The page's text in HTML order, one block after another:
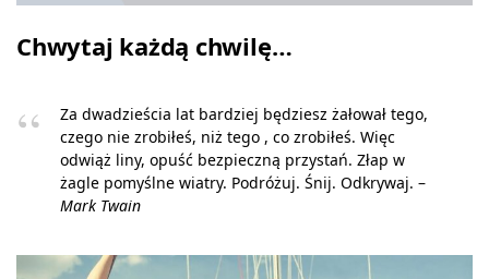
Chwytaj każdą chwilę…
Za dwadzieścia lat bardziej będziesz żałował tego,
czego nie zrobiłeś, niż tego , co zrobiłeś. Więc
odwiąż liny, opuść bezpieczną przystań. Złap w
żagle pomyślne wiatry. Podróżuj. Śnij. Odkrywaj. –
Mark Twain